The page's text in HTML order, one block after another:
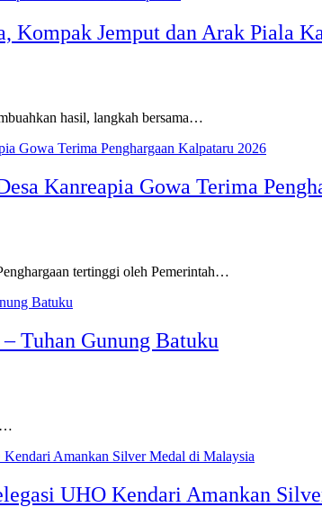
Kompak Jemput dan Arak Piala
hasil, langkah bersama…
Kanreapia Gowa Terima
tertinggi oleh Pemerintah…
Tuhan Gunung Batuku
UHO Kendari Amankan